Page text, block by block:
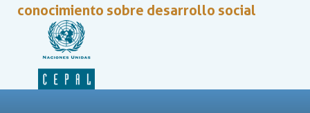
conocimiento sobre desarrollo social